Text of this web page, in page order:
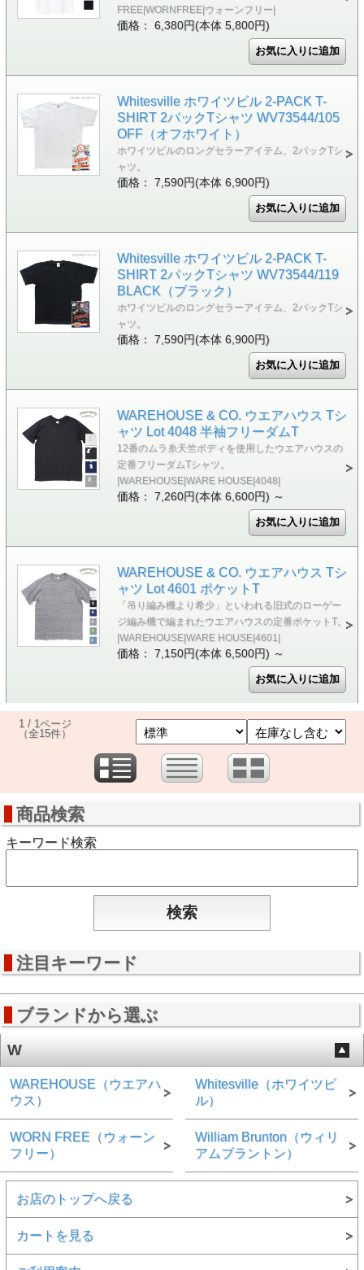
FREE|WORNFREE|ウォーンフリー|
価格： 6,380円(本体 5,800円)
Whitesville ホワイツビル 2-PACK T-
SHIRT 2パックTシャツ WV73544/105
OFF（オフホワイト）
ホワイツビルのロングセラーアイテム、2パックTシ
ャツ。
価格： 7,590円(本体 6,900円)
Whitesville ホワイツビル 2-PACK T-
SHIRT 2パックTシャツ WV73544/119
BLACK（ブラック）
ホワイツビルのロングセラーアイテム、2パックTシ
ャツ。
価格： 7,590円(本体 6,900円)
WAREHOUSE & CO. ウエアハウス Tシ
ャツ Lot 4048 半袖フリーダムT
12番のムラ糸天竺ボディを使用したウエアハウスの
定番フリーダムTシャツ。
|WAREHOUSE|WARE HOUSE|4048|
価格： 7,260円(本体 6,600円) ～
WAREHOUSE & CO. ウエアハウス Tシ
ャツ Lot 4601 ポケットT
「吊り編み機より希少」といわれる旧式のローゲー
ジ編み機で編まれたウエアハウスの定番ポケットT。
|WAREHOUSE|WARE HOUSE|4601|
価格： 7,150円(本体 6,500円) ～
1 / 1ページ
（全15件）
商品検索
キーワード検索
注目キーワード
ブランドから選ぶ
W
WAREHOUSE（ウエアハ
ウス）
WORN FREE（ウォーン
フリー）
Whitesville（ホワイツビ
ル）
William Brunton（ウィリ
アムブラントン）
お店のトップへ戻る
カートを見る